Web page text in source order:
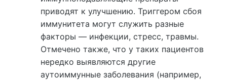
приводят к улучшению. Триггером сбоя
иммунитета могут служить разные
факторы — инфекции, стресс, травмы.
Отмечено также, что у таких пациентов
нередко выявляются другие
аутоиммунные заболевания (например,